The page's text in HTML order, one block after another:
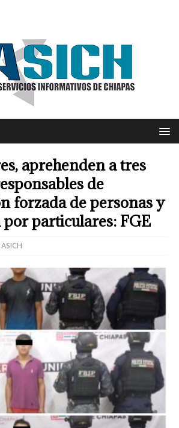
aprehenden a tres
de
forzada de personas y
particulares: FGE
ASICH